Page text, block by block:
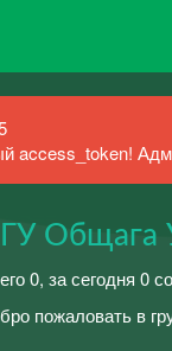
access_token!
Общага
0, за сегодня 0
пожаловать в